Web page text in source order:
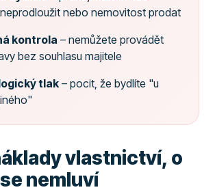
nebo nemovitost prodat
kontrola – nemůžete provádět
bez souhlasu majitele
tlak – pocit, že bydlíte "u
vlastnictví, o
nemluví